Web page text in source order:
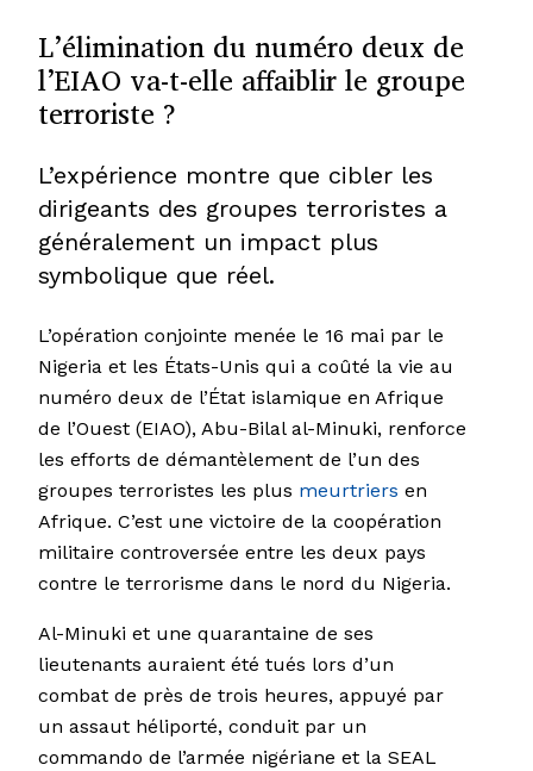
L’élimination du numéro deux de
l’EIAO va-t-elle affaiblir le groupe
terroriste ?
L’expérience montre que cibler les
dirigeants des groupes terroristes a
généralement un impact plus
symbolique que réel.
L’opération conjointe menée le 16 mai par le
Nigeria et les États-Unis qui a coûté la vie au
numéro deux de l’État islamique en Afrique
de l’Ouest (EIAO), Abu-Bilal al-Minuki, renforce
les efforts de démantèlement de l’un des
groupes terroristes les plus meurtriers en
Afrique. C’est une victoire de la coopération
militaire controversée entre les deux pays
contre le terrorisme dans le nord du Nigeria.
Al-Minuki et une quarantaine de ses
lieutenants auraient été tués lors d’un
combat de près de trois heures, appuyé par
un assaut héliporté, conduit par un
commando de l’armée nigériane et la SEAL